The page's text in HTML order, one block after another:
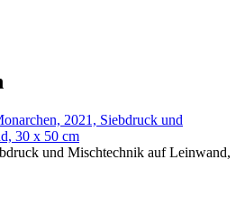
und Mischtechnik auf Leinwand,